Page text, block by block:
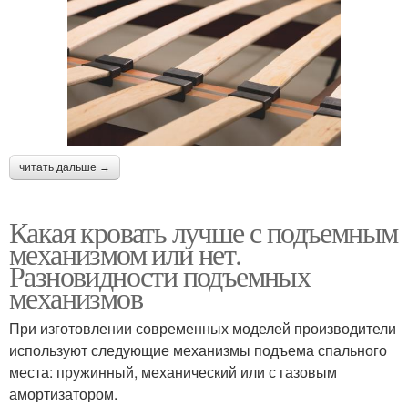
читать дальше →
Какая кровать лучше с подъемным
механизмом или нет.
Разновидности подъемных
механизмов
При изготовлении современных моделей производители
используют следующие механизмы подъема спального
места: пружинный, механический или с газовым
амортизатором.